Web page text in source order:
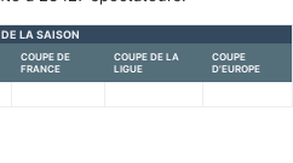
LA SAISON
COUPE DE
FRANCE
COUPE DE LA
LIGUE
COUPE
D'EUROPE